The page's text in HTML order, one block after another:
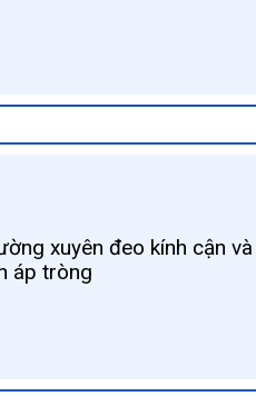
xuyên đeo kính cận và
áp tròng